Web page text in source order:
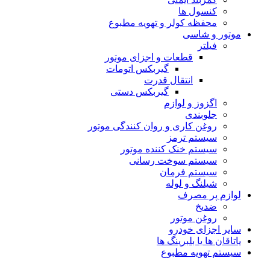
کنسول ها
محفظه کولر و تهویه مطبوع
موتور و شاسی
فیلتر
قطعات و اجزای موتور
گیربکس اتومات
انتقال قدرت
گیربکس دستی
اگزوز و لوازم
جلوبندی
روغن کاری و روان کنندگی موتور
سیستم ترمز
سیستم خنک کننده موتور
سیستم سوخت رسانی
سیستم فرمان
شیلنگ و لوله
لوازم پر مصرف
ضدیخ
روغن موتور
سایر اجزای خودرو
یاتاقان ها یا بلبرینگ ها
سیستم تهویه مطبوع